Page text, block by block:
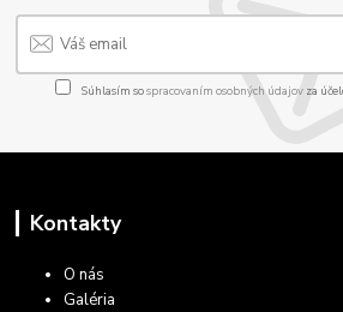
Súhlasím sospracovaním osobných údajov za
Kontakty
O nás
Galéria